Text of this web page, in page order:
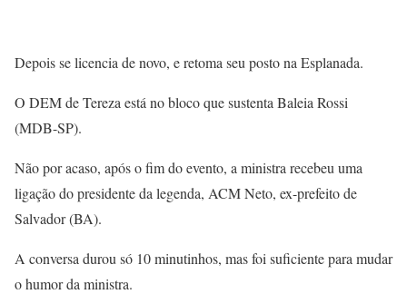
Depois se licencia de novo, e retoma seu posto na Esplanada.
O DEM de Tereza está no bloco que sustenta Baleia Rossi
(MDB-SP).
Não por acaso, após o fim do evento, a ministra recebeu uma
ligação do presidente da legenda, ACM Neto, ex-prefeito de
Salvador (BA).
A conversa durou só 10 minutinhos, mas foi suficiente para mudar
o humor da ministra.